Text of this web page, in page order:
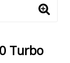
Turbo